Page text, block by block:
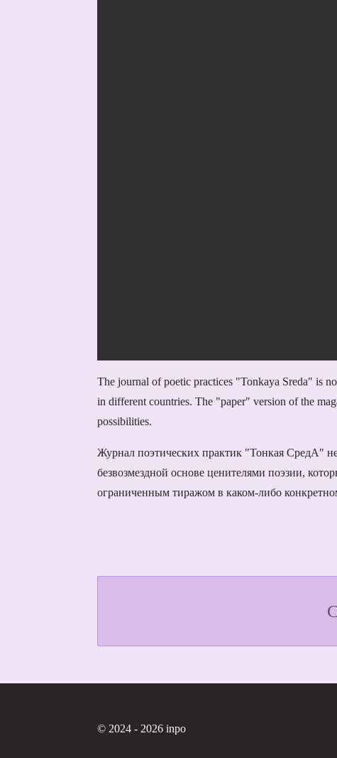
The journal of poetic practices "Tonkaya Sreda" is
in different countries. The "paper" version of the
possibilities.
Журнал поэтических практик "Тонкая СредА"
безвозмездной основе ценителями поэзии,
ограниченным тиражом в каком-либо
© 2024 - 2026 inpo